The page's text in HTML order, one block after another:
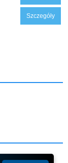
Szczegóły